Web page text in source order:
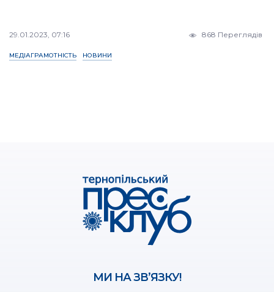
29.01.2023, 07:16 868 Переглядів
МЕДІАГРАМОТНІСТЬ НОВИНИ
МИ НА ЗВ’ЯЗКУ!